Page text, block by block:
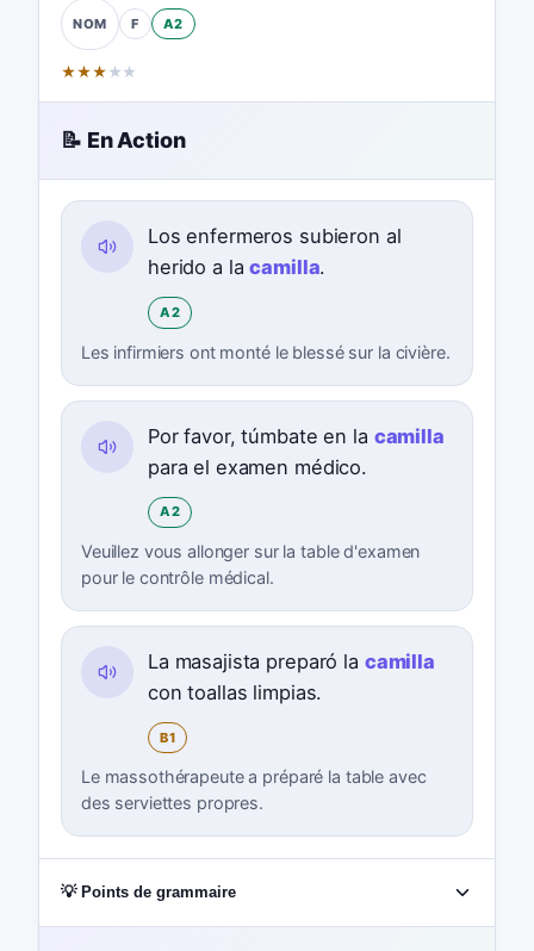
NOM F A2
★★★ ★ ★
📝 En Action
Los enfermeros subieron al
herido a lacamilla.
A2
Les infirmiers ont monté le blessé sur la civière.
Por favor, túmbate en la camilla
para el examen médico.
A2
Veuillez vous allonger sur la table d'examen
pour le contrôle médical.
La masajista preparó la camilla
con toallas limpias.
B1
Le massothérapeute a préparé la table avec
des serviettes propres.
💡 Points de grammaire